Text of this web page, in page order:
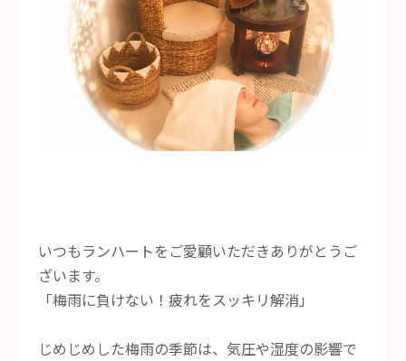
いつもランハートをご愛顧いただきありがとうご
ざいます。
「梅雨に負けない！疲れをスッキリ解消」
じめじめした梅雨の季節は、気圧や湿度の影響で